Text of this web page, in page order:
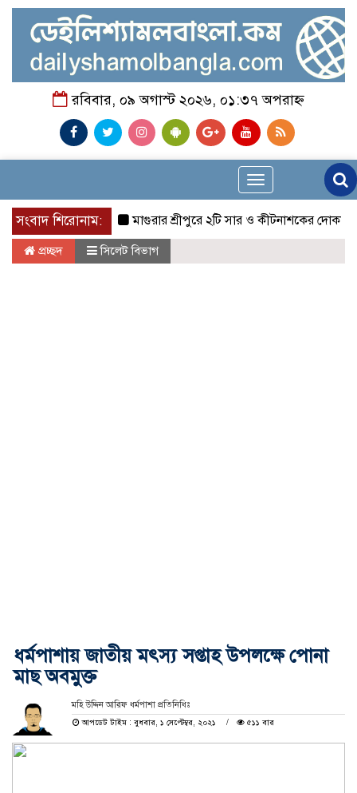
রবিবার, ০৯ অগাস্ট ২০২৬, ০১:৩৭ অপরাহ্ন
Toggle
navigation
সংবাদ শিরোনাম:
মাগুরার শ্রীপুরে ২টি সার ও কীটনাশকের দোকানে দুর্ধর্ষ
প্রচ্ছদ সিলেট বিভাগ
ধর্মপাশায় জাতীয় মৎস্য সপ্তাহ উপলক্ষে পোনা
মাছ অবমুক্ত
মহি উদ্দিন আরিফ ধর্মপাশা প্রতিনিধিঃ
আপডেট টাইম : বুধবার, ১ সেপ্টেম্বর, ২০২১
৫১১ বার